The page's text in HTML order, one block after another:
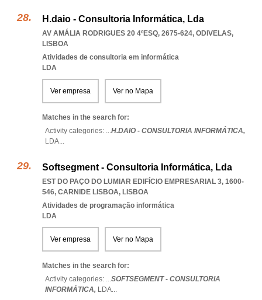
H.daio - Consultoria Informática, Lda
AV AMÁLIA RODRIGUES 20 4ºESQ, 2675-624, ODIVELAS,
LISBOA
Atividades de consultoria em informática
LDA
Ver empresa Ver no Mapa
Matches in the search for:
Activity categories: ...H.DAIO - CONSULTORIA INFORMÁTICA,
LDA...
Softsegment - Consultoria Informática, Lda
EST DO PAÇO DO LUMIAR EDIFÍCIO EMPRESARIAL 3, 1600-
546, CARNIDE LISBOA, LISBOA
Atividades de programação informática
LDA
Ver empresa Ver no Mapa
Matches in the search for:
Activity categories: ...SOFTSEGMENT - CONSULTORIA
INFORMÁTICA, LDA...